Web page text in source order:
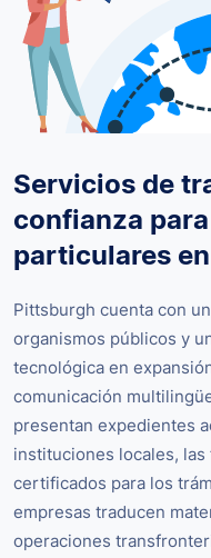
Servicios de
confianza
particulares
Pittsburgh cuenta con
organismos públicos y
tecnológica en
comunicación
presentan expedientes
instituciones locales,
certificados para los
empresas traducen
operaciones